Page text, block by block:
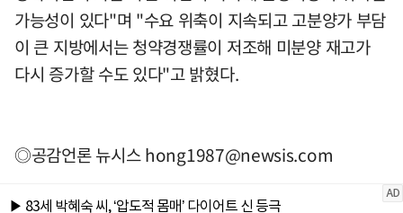
가능성이 있다"며 "수요 위축이 지속되고 고분양가 부담
이 큰 지방에서는 청약경쟁률이 저조해 미분양 재고가
다시 증가할 수도 있다"고 밝혔다.
◎공감언론 뉴시스hong1987@newsis.com